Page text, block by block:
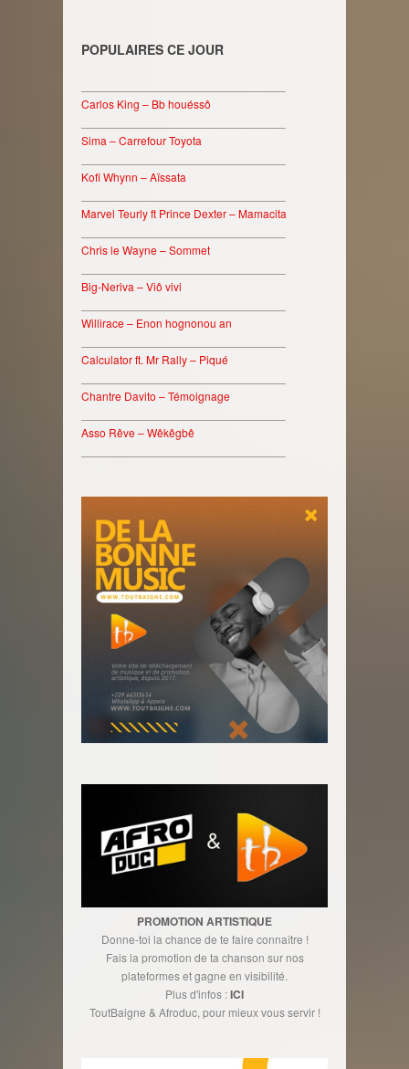
POPULAIRES CE JOUR
Carlos King – Bb houéssô
Sima – Carrefour Toyota
Kofi Whynn – Aïssata
Marvel Teurly ft Prince Dexter – Mamacita
Chris le Wayne – Sommet
Big-Neriva – Viô vivi
Willirace – Enon hognonou an
Calculator ft. Mr Rally – Piqué
Chantre Davito – Témoignage
Asso Rêve – Wêkêgbê
PROMOTION ARTISTIQUE
Donne-toi la chance de te faire connaître !
Fais la promotion de ta chanson sur nos
plateformes et gagne en visibilité.
Plus d'infos :ICI
ToutBaigne & Afroduc, pour mieux vous servir !